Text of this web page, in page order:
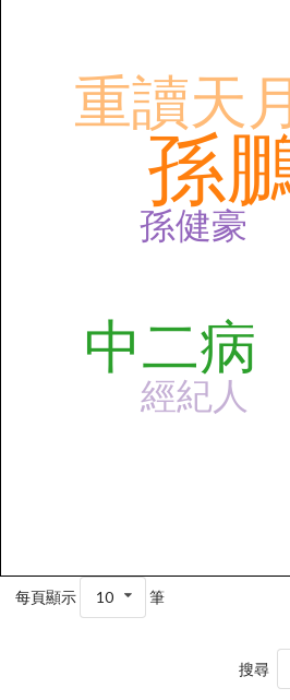
孫
重讀天月
中二病
孫健豪
經紀人
每頁顯示 10 筆
搜尋